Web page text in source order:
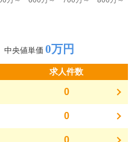
中央値単価 0万円
求人件数
0
0
0